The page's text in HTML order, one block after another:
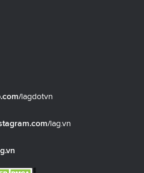
lagdotvn
lag.vn